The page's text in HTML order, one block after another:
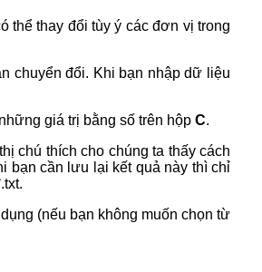
thể thay đổi tùy ý các đơn vị trong
chuyển đổi. Khi bạn nhập dữ liệu
giá trị bằng số trên hộp C.
chú thích cho chúng ta thấy cách
bạn cần lưu lại kết quả này thì chỉ
(nếu bạn không muốn chọn từ